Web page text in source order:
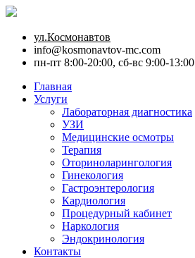
ул.Космонавтов
info@kosmonavtov-mc.com
пн-пт 8:00-20:00, сб-вс 9:00-13:00
Главная
Услуги
Лабораторная диагностика
УЗИ
Медицинские осмотры
Терапия
Оториноларингология
Гинекология
Гастроэнтерология
Кардиология
Процедурный кабинет
Наркология
Эндокринология
Контакты